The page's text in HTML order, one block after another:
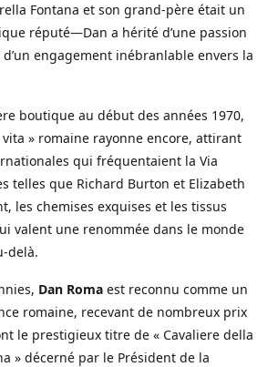
Fontana et son grand-père était un
réputé—Dan a hérité d’une passion
d’un engagement inébranlable envers la
boutique au début des années 1970,
» romaine rayonne encore, attirant
qui fréquentaient la Via
telles que Richard Burton et Elizabeth
les chemises exquises et les tissus
valent une renommée dans le monde
delà.
Dan Roma est reconnu comme un
romaine, recevant de nombreux prix
le prestigieux titre de « Cavaliere della
» décerné par le Président de la